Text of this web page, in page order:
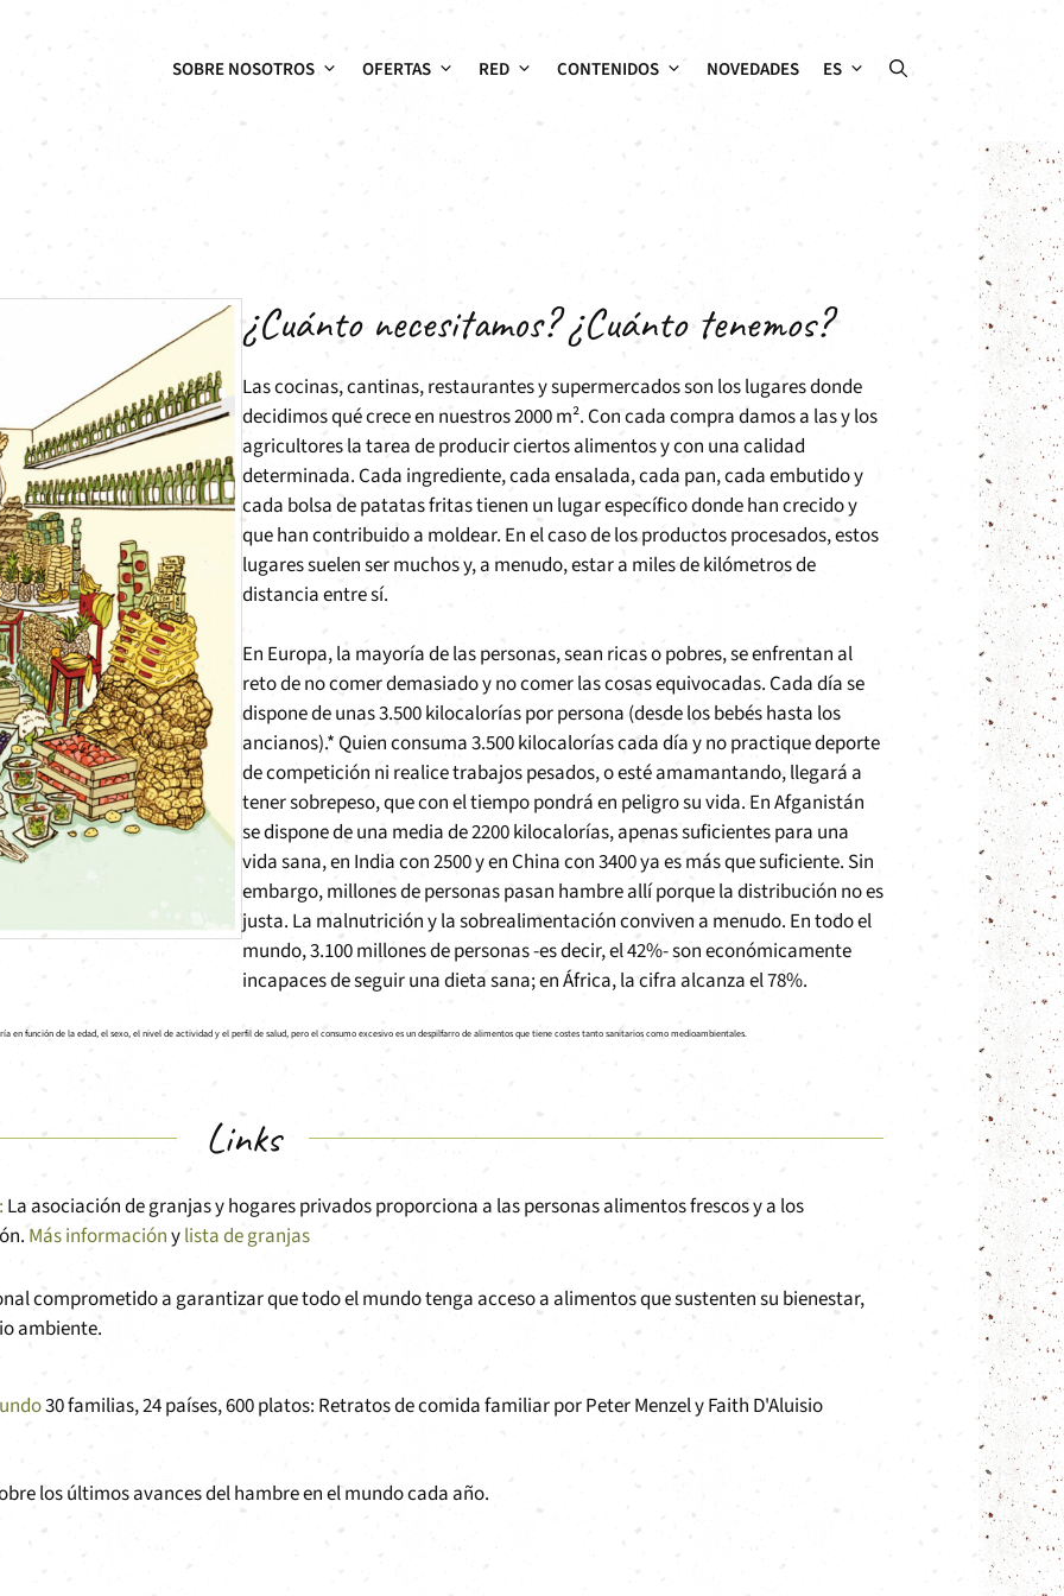
SOBRE NOSOTROS OFERTAS RED CONTENIDOS NOVEDADES ES
¿Cuánto necesitamos? ¿Cuánto tenemos?
Las cocinas, cantinas, restaurantes y supermercados son los lugares donde
decidimos qué crece en nuestros 2000 m². Con cada compra damos a las y los
agricultores la tarea de producir ciertos alimentos y con una calidad
determinada. Cada ingrediente, cada ensalada, cada pan, cada embutido y
cada bolsa de patatas fritas tienen un lugar específico donde han crecido y
que han contribuido a moldear. En el caso de los productos procesados, estos
lugares suelen ser muchos y, a menudo, estar a miles de kilómetros de
distancia entre sí.
En Europa, la mayoría de las personas, sean ricas o pobres, se enfrentan al
reto de no comer demasiado y no comer las cosas equivocadas. Cada día se
dispone de unas 3.500 kilocalorías por persona (desde los bebés hasta los
ancianos).* Quien consuma 3.500 kilocalorías cada día y no practique deporte
de competición ni realice trabajos pesados, o esté amamantando, llegará a
tener sobrepeso, que con el tiempo pondrá en peligro su vida. En Afganistán
se dispone de una media de 2200 kilocalorías, apenas suficientes para una
vida sana, en India con 2500 y en China con 3400 ya es más que suficiente. Sin
embargo, millones de personas pasan hambre allí porque la distribución no es
justa. La malnutrición y la sobrealimentación conviven a menudo. En todo el
mundo, 3.100 millones de personas -es decir, el 42%- son económicamente
incapaces de seguir una dieta sana; en África, la cifra alcanza el 78%.
en función de la edad, el sexo, el nivel de actividad y el perfil de salud, pero el consumo excesivo es un despilfarro de alimentos que tiene costes tanto sanitarios como medioambientales.
Links
La asociación de granjas y hogares privados proporciona a las personas alimentos frescos y a los
Más informaciónylista de granjas
comprometido a garantizar que todo el mundo tenga acceso a alimentos que sustenten su bienestar,
ambiente.
30 familias, 24 países, 600 platos: Retratos de comida familiar por Peter Menzel y Faith D'Aluisio
los últimos avances del hambre en el mundo cada año.